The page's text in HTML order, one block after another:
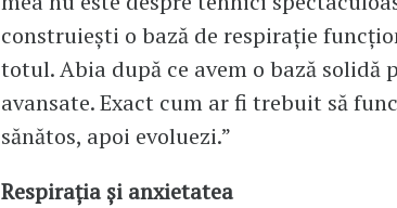
construiești o bază de respirație
totul. Abia după ce avem o bază
avansate. Exact cum ar fi trebuit să
sănătos, apoi evoluezi.”
Respirația și anxietatea